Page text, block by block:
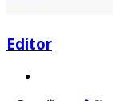
Editor